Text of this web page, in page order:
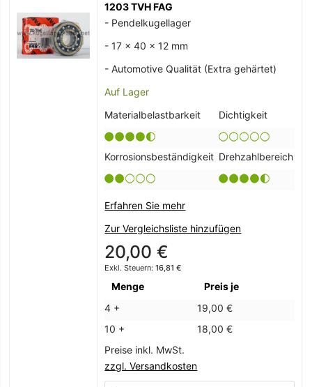
1203 TVH FAG
- Pendelkugellager
- 17 x 40 x 12 mm
- Automotive Qualität (Extra gehärtet)
Auf Lager
Materialbelastbarkeit
Dichtigkeit
Korrosionsbeständigkeit Drehzahlbereich
Erfahren Sie mehr
Zur Vergleichsliste hinzufügen
20,00 €
16,81 €
Menge
Preis je
4 +
19,00 €
10 +
18,00 €
Preise inkl. MwSt.
zzgl. Versandkosten